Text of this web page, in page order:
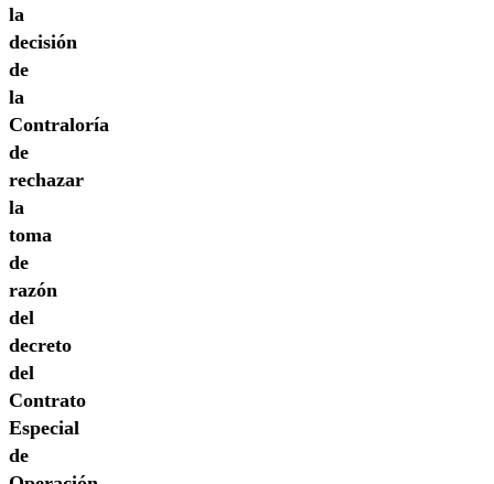
la
decisión
de
la
Contraloría
de
rechazar
la
toma
de
razón
del
decreto
del
Contrato
Especial
de